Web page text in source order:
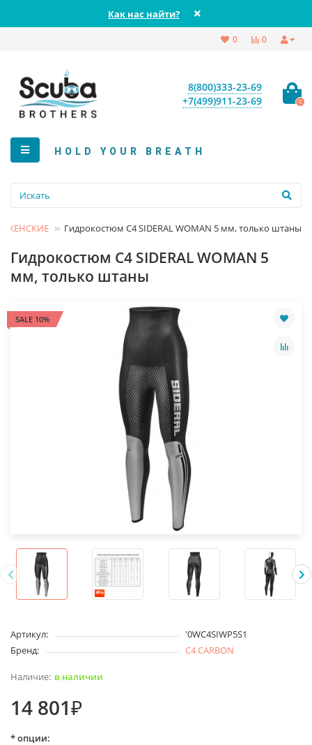
Как нас найти?
0
0
8(800)333-23-69
+7(499)911-23-69
0
HOLD YOUR BREATH
ЖЕНСКИЕ Гидрокостюм C4 SIDERAL WOMAN 5 мм, только штаны
Гидрокостюм C4 SIDERAL WOMAN 5
мм, только штаны
SALE 10%
Артикул:
'0WC4SIWP5S1
Бренд:
C4 CARBON
в наличии
14 801₽
* опции: